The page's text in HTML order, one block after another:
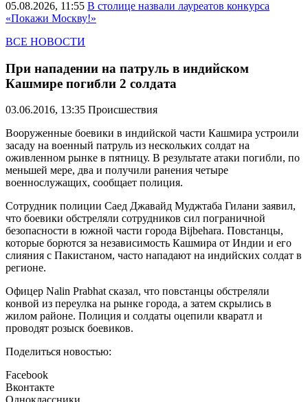
05.08.2026, 11:55 В столице назвали лауреатов конкурса
«Покажи Москву!»
ВСЕ НОВОСТИ
При нападении на патруль в индийском
Кашмире погибли 2 солдата
03.06.2016, 13:35 Происшествия
Вооруженные боевики в индийской части Кашмира устроили
засаду на военный патруль из нескольких солдат на
оживленном рынке в пятницу. В результате атаки погибли, по
меньшей мере, два и получили ранения четыре
военнослужащих, сообщает полиция.
Сотрудник полиции Саед Джавайд Муджтаба Гилани заявил,
что боевики обстреляли сотрудников сил пограничной
безопасности в южной части города Bijbehara. Повстанцы,
которые борются за независимость Кашмира от Индии и его
слияния с Пакистаном, часто нападают на индийских солдат в
регионе.
Офицер Nalin Prabhat сказал, что повстанцы обстреляли
конвой из переулка на рынке города, а затем скрылись в
жилом районе. Полиция и солдаты оцепили кваратл и
проводят розыск боевиков.
Поделиться новостью:
Facebook
Вконтакте